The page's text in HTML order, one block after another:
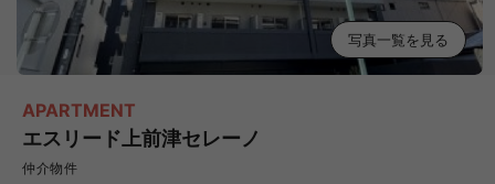
写真一覧を見る
APARTMENT
エスリード上前津セレーノ
仲介物件